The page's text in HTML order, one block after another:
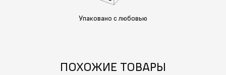
Упаковано с любовью
ПОХОЖИЕ ТОВАРЫ